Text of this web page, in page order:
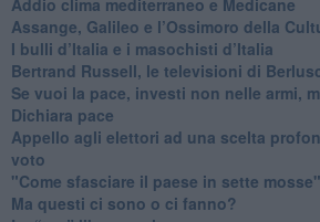
​Assange, Galileo e l’Ossimoro della
​I bulli d’Italia e i masochisti d’Italia
​Bertrand Russell, le televisioni di
​Se vuoi la pace, investi non nelle armi,
​Dichiara pace
​Appello agli elettori ad una scelta
voto
"Come sfasciare il paese in sette mosse"
​Ma questi ci sono o ci fanno?